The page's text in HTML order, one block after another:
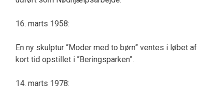
16. marts 1958:
En ny skulptur “Moder med to børn” ventes i løbet af
kort tid opstillet i “Beringsparken”.
14. marts 1978: